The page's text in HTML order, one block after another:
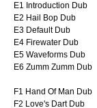
E1 Introduction Dub
E2 Hail Bop Dub
E3 Default Dub
E4 Firewater Dub
E5 Waveforms Dub
E6 Zumm Zumm Dub
F1 Hand Of Man Dub
F2 Love's Dart Dub